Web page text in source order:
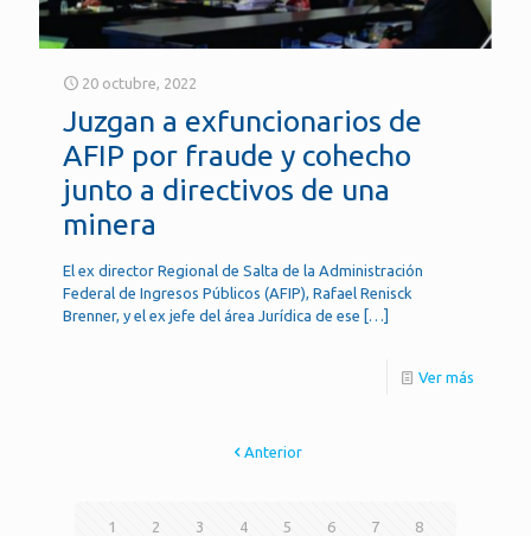
20 octubre, 2022
Juzgan a exfuncionarios de
AFIP por fraude y cohecho
junto a directivos de una
minera
El ex director Regional de Salta de la Administración
Federal de Ingresos Públicos (AFIP), Rafael Renisck
Brenner, y el ex jefe del área Jurídica de ese […]
Ver más
Anterior
1 2 3 4 5 6 7 8